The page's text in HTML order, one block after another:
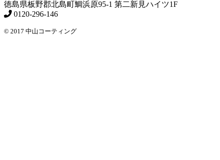
徳島県板野郡北島町鯛浜原95-1 第二新見ハイツ1F
0120-296-146
© 2017 中山コーティング